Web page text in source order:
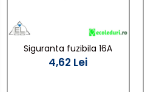
Siguranta fuzibila 16A
4,62 Lei